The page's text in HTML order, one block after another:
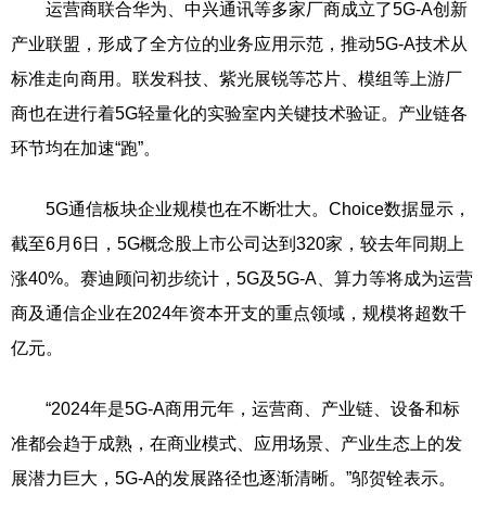
运营商联合华为、中兴通讯等多家厂商成立了5G-A创新
产业联盟，形成了全方位的业务应用示范，推动5G-A技术从
标准走向商用。联发科技、紫光展锐等芯片、模组等上游厂
商也在进行着5G轻量化的实验室内关键技术验证。产业链各
环节均在加速“跑”。
5G通信板块企业规模也在不断壮大。Choice数据显示，
截至6月6日，5G概念股上市公司达到320家，较去年同期上
涨40%。赛迪顾问初步统计，5G及5G-A、算力等将成为运营
商及通信企业在2024年资本开支的重点领域，规模将超数千
亿元。
“2024年是5G-A商用元年，运营商、产业链、设备和标
准都会趋于成熟，在商业模式、应用场景、产业生态上的发
展潜力巨大，5G-A的发展路径也逐渐清晰。”邬贺铨表示。